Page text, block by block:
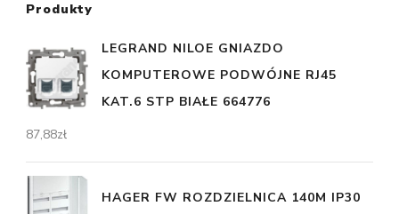
Produkty
LEGRAND NILOE GNIAZDO
KOMPUTEROWE PODWÓJNE RJ45
KAT.6 STP BIAŁE 664776
87,88zł
HAGER FW ROZDZIELNICA 140M IP30